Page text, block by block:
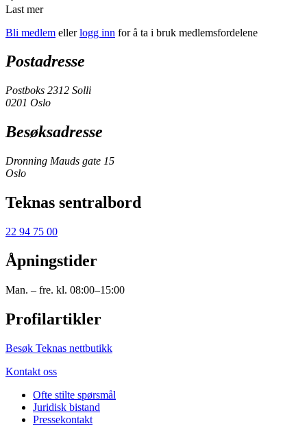
Last mer
Bli medlem ellerlogg inn for å ta i bruk medlemsfordelene
Postadresse
Postboks 2312 Solli
0201 Oslo
Besøksadresse
Dronning Mauds gate 15
Oslo
Teknas sentralbord
22 94 75 00
Åpningstider
Man. – fre. kl. 08:00–15:00
Profilartikler
Besøk Teknas nettbutikk
Kontakt oss
Ofte stilte spørsmål
Juridisk bistand
Pressekontakt